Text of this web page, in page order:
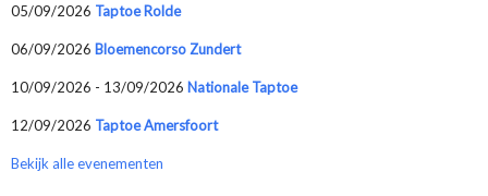
05/09/2026 Taptoe Rolde
06/09/2026 Bloemencorso Zundert
10/09/2026 - 13/09/2026 Nationale Taptoe
12/09/2026 Taptoe Amersfoort
Bekijk alle evenementen